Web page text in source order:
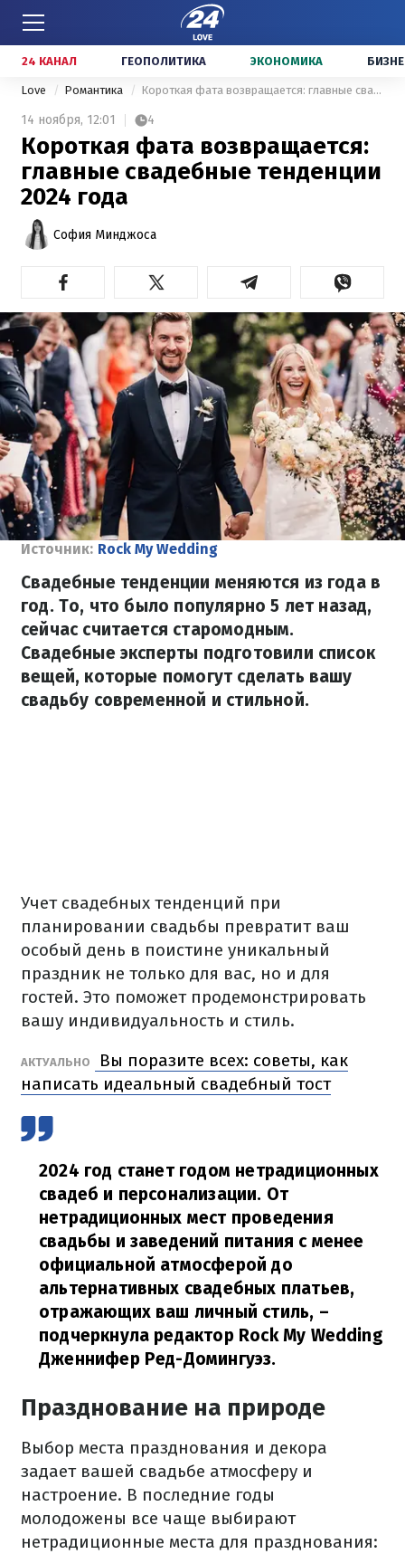
24 КАНАЛ ГЕОПОЛИТИКА ЭКОНОМИКА
Love Романтика Короткая фата возвращается: главные свадебные тенденции 2024 года
14 ноября, 12:01 4
Короткая фата возвращается:
главные свадебные тенденции
2024 года
София Минджоса
Источник: Rock My Wedding
Свадебные тенденции меняются из года в
год. То, что было популярно 5 лет назад,
сейчас считается старомодным.
Свадебные эксперты подготовили список
вещей, которые помогут сделать вашу
свадьбу современной и стильной.
Учет свадебных тенденций при
планировании свадьбы превратит ваш
особый день в поистине уникальный
праздник не только для вас, но и для
гостей. Это поможет продемонстрировать
вашу индивидуальность и стиль.
АКТУАЛЬНО
Вы поразите всех: советы, как
написать идеальный свадебный тост
2024 год станет годом нетрадиционных
свадеб и персонализации. От
нетрадиционных мест проведения
свадьбы и заведений питания с менее
официальной атмосферой до
альтернативных свадебных платьев,
отражающих ваш личный стиль, –
подчеркнула редактор Rock My Wedding
Дженнифер Ред-Домингуэз.
Празднование на природе
Выбор места празднования и декора
задает вашей свадьбе атмосферу и
настроение. В последние годы
молодожены все чаще выбирают
нетрадиционные места для празднования: